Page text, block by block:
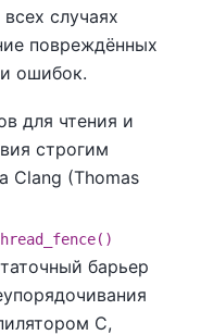
случаях
повреждённых
ошибок.
для чтения и
строгим
Clang (Thomas
барьер
C,